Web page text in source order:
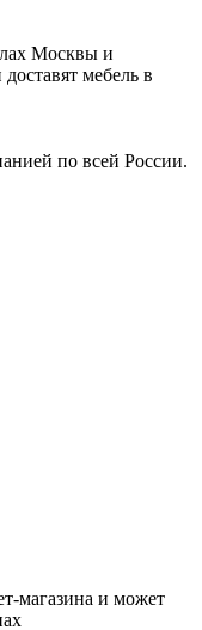
Москвы и
мебель в
по всей России.
магазина и может